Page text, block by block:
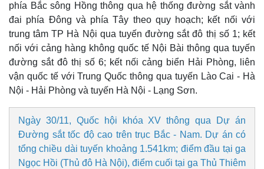
phía Bắc sông Hồng thông qua hệ thống đường sắt vành
đai phía Đông và phía Tây theo quy hoạch; kết nối với
trung tâm TP Hà Nội qua tuyến đường sắt đô thị số 1; kết
nối với cảng hàng không quốc tế Nội Bài thông qua tuyến
đường sắt đô thị số 6; kết nối cảng biển Hải Phòng, liên
vận quốc tế với Trung Quốc thông qua tuyến Lào Cai - Hà
Nội - Hải Phòng và tuyến Hà Nội - Lạng Sơn.
Ngày 30/11, Quốc hội khóa XV thông qua Dự án
Đường sắt tốc độ cao trên trục Bắc - Nam. Dự án có
tổng chiều dài tuyến khoảng 1.541km; điểm đầu tại ga
Ngọc Hồi (Thủ đô Hà Nội), điểm cuối tại ga Thủ Thiêm